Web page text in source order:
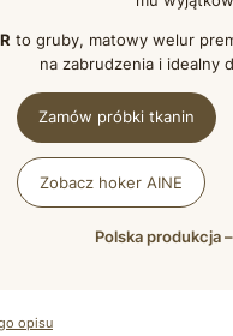
to gruby, matowy welur
na zabrudzenia i idealny
Zamów próbki tkanin
Zobacz hoker AINE
Polska produkcja
opisu